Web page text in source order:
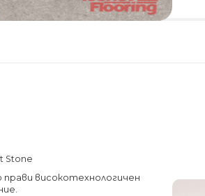
Stone
високотехнологичен